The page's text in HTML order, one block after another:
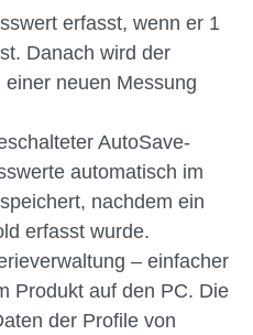
erfasst, wenn er 1
Danach wird der
neuen Messung
AutoSave-
automatisch im
nachdem ein
erfasst wurde.
– einfacher
Produkt auf den PC. Die
der Profile von